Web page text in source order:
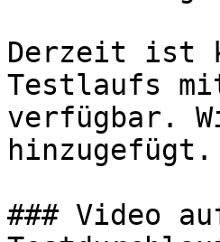
Derzeit ist
Testlaufs
verfügbar.
hinzugefügt.
### Video